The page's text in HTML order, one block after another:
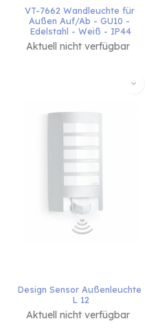
VT-7662 Wandleuchte für
Außen Auf/Ab - GU10 -
Edelstahl - Weiß - IP44
Aktuell nicht verfügbar
Design Sensor Außenleuchte
L 12
Aktuell nicht verfügbar